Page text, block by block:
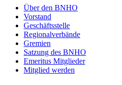
Über den BNHO
Vorstand
Geschäftsstelle
Regionalverbände
Gremien
Satzung des BNHO
Emeritus Mitglieder
Mitglied werden